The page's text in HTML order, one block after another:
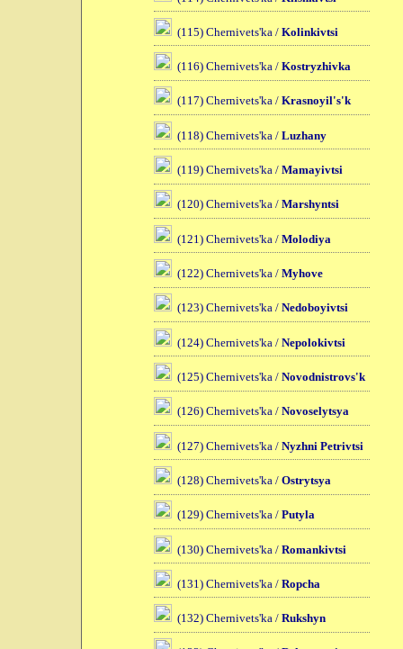
(115) Chernivets'ka / Kolinkivtsi
(116) Chernivets'ka / Kostryzhivka
(117) Chernivets'ka / Krasnoyil's'k
(118) Chernivets'ka / Luzhany
(119) Chernivets'ka / Mamayivtsi
(120) Chernivets'ka / Marshyntsi
(121) Chernivets'ka / Molodiya
(122) Chernivets'ka / Myhove
(123) Chernivets'ka / Nedoboyivtsi
(124) Chernivets'ka / Nepolokivtsi
(125) Chernivets'ka / Novodnistrovs'k
(126) Chernivets'ka / Novoselytsya
(127) Chernivets'ka / Nyzhni Petrivtsi
(128) Chernivets'ka / Ostrytsya
(129) Chernivets'ka / Putyla
(130) Chernivets'ka / Romankivtsi
(131) Chernivets'ka / Ropcha
(132) Chernivets'ka / Rukshyn